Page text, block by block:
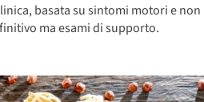
basata su sintomi motori e non
ma esami di supporto.